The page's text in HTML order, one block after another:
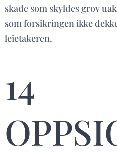
skade som skyldes grov
som forsikringen ikke
leietakeren.
14